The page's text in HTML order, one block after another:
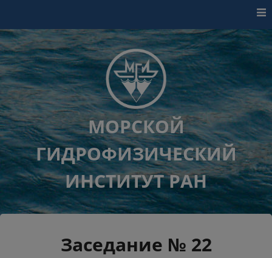
МОРСКОЙ
ГИДРОФИЗИЧЕСКИЙ
ИНСТИТУТ РАН
Заседание № 22